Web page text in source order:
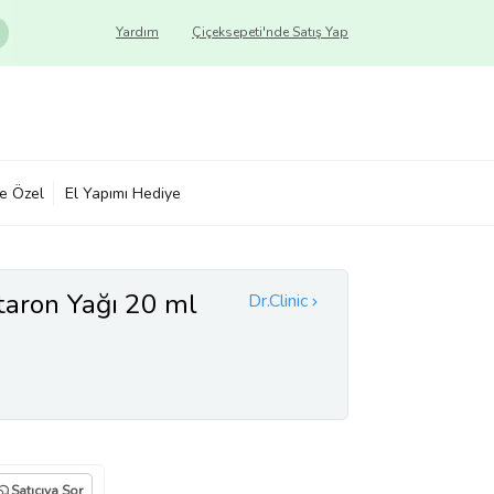
Çiçeksepeti'nde Satış Yap
Yardım
Özel El Yapımı Hediye
Dr.Clinic
Yağı 20 ml